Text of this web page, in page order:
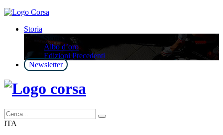
Storia
Storia
Albo d’oro
Edizioni Precedenti
Newsletter
ITA